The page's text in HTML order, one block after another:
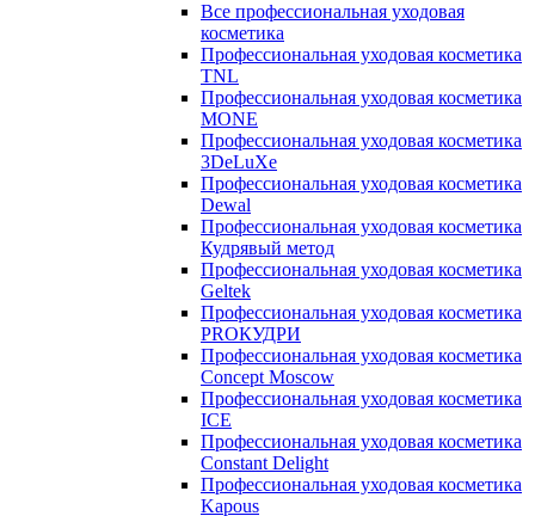
Все профессиональная уходовая
косметика
Профессиональная уходовая косметика
TNL
Профессиональная уходовая косметика
MONE
Профессиональная уходовая косметика
3DeLuXe
Профессиональная уходовая косметика
Dewal
Профессиональная уходовая косметика
Кудрявый метод
Профессиональная уходовая косметика
Geltek
Профессиональная уходовая косметика
PROКУДРИ
Профессиональная уходовая косметика
Concept Moscow
Профессиональная уходовая косметика
ICE
Профессиональная уходовая косметика
Constant Delight
Профессиональная уходовая косметика
Kapous